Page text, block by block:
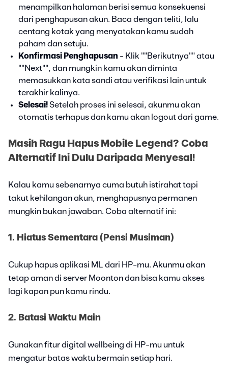
menampilkan halaman berisi semua konsekuensi
dari penghapusan akun. Baca dengan teliti, lalu
centang kotak yang menyatakan kamu sudah
paham dan setuju.
Konfirmasi Penghapusan - Klik ""Berikutnya"" atau
""Next"", dan mungkin kamu akan diminta
memasukkan kata sandi atau verifikasi lain untuk
terakhir kalinya.
Selesai!Setelah proses ini selesai, akunmu akan
otomatis terhapus dan kamu akan logout dari game.
Masih Ragu Hapus Mobile Legend? Coba
Alternatif Ini Dulu Daripada Menyesal!
Kalau kamu sebenarnya cuma butuh istirahat tapi
takut kehilangan akun, menghapusnya permanen
mungkin bukan jawaban. Coba alternatif ini:
1. Hiatus Sementara (Pensi Musiman)
Cukup hapus aplikasi ML dari HP-mu. Akunmu akan
tetap aman di server Moonton dan bisa kamu akses
lagi kapan pun kamu rindu.
2. Batasi Waktu Main
Gunakan fitur digital wellbeing di HP-mu untuk
mengatur batas waktu bermain setiap hari.